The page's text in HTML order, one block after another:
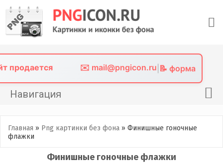
content
продается ✉️ mail@pngicon.ru 📝 форма
Навигация
Png иконки
Главная » Png картинки без фона » Финишные гоночные
флажки
Финишные гоночные флажки